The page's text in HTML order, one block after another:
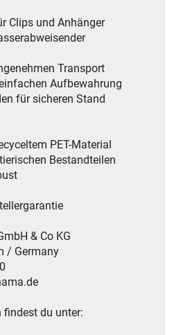
Clips und Anhänger
Transport
Aufbewahrung
für sicheren Stand
PET-Material
Bestandteilen
& Co KG
findest du unter: